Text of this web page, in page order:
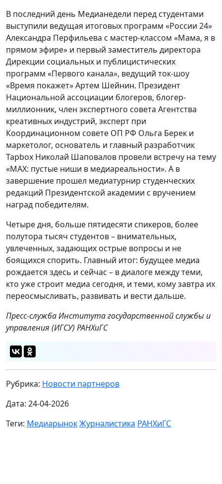
В последний день Медианедели перед студентами
выступили ведущая итоговых программ «России 24»
Александра Перфильева с мастер-классом «Мама, я в
прямом эфире» и первый заместитель директора
Дирекции социальных и публицистических
программ «Первого канала», ведущий ток-шоу
«Время покажет» Артем Шейнин. Президент
Национальной ассоциации блогеров, блогер-
миллионник, член экспертного совета Агентства
креативных индустрий, эксперт при
Координационном совете ОП РФ Ольга Берек и
маркетолог, основатель и главный разработчик
Tapbox Николай Шаповалов провели встречу на тему
«MAX: пустые ниши в медиареальности». А в
завершение прошел медиатурнир студенческих
редакций Президентской академии с вручением
наград победителям.
Четыре дня, больше пятидесяти спикеров, более
полутора тысяч студентов – внимательных,
увлеченных, задающих острые вопросы и не
боящихся спорить. Главный итог: будущее медиа
рождается здесь и сейчас – в диалоге между теми,
кто уже строит медиа сегодня, и теми, кому завтра их
переосмысливать, развивать и вести дальше.
Пресс-служба Института государственной службы и
управления (ИГСУ) РАНХиГС
Рубрика: Новости партнеров
Дата: 24-04-2026
Теги: МедиарынокЖурналистика РАНХиГС